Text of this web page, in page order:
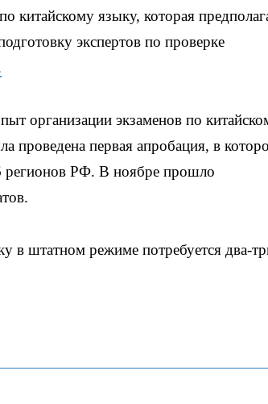
китайскому языку, которая
экспертов по проверке
организации экзаменов по
проведена первая апробация, в
регионов РФ. В ноябре прошло
в штатном режиме потребуется два-